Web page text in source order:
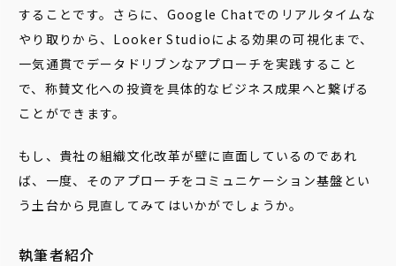
することです。さらに、Google Chatでのリアルタイムな
やり取りから、Looker Studioによる効果の可視化まで、
一気通貫でデータドリブンなアプローチを実践すること
で、称賛文化への投資を具体的なビジネス成果へと繋げる
ことができます。
もし、貴社の組織文化改革が壁に直面しているのであれ
ば、一度、そのアプローチをコミュニケーション基盤とい
う土台から見直してみてはいかがでしょうか。
執筆者紹介